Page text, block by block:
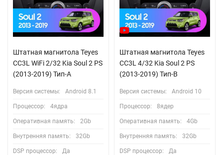
Штатная магнитола Teyes
CC3L WiFi 2/32 Kia Soul 2 PS
(2013-2019) Тип-A
Версия системы: Android 8.1
Процессор: 4ядра
Оперативная память: 2Gb
Внутренняя память: 32Gb
DSP процессор: Да
Штатная магнитола Teyes
CC3L 4/32 Kia Soul 2 PS
(2013-2019) Тип-B
Версия системы: Android 10
Процессор: 8ядер
Оперативная память: 4Gb
Внутренняя память: 32Gb
DSP процессор: Да